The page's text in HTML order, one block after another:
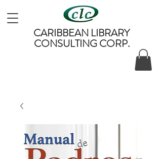
CARIBBEAN LIBRARY
CONSULTING CORP.